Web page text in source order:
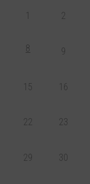
1 2
8 9
15 16
22 23
29 30